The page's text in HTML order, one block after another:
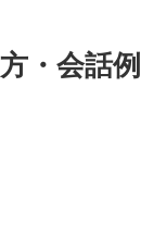
・会話